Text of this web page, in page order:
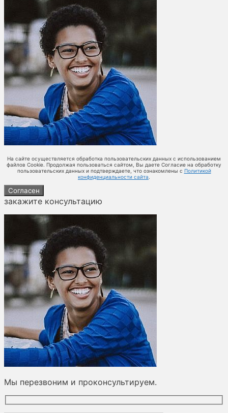
На сайте осуществляется обработка пользовательских данных с использованием
файлов Cookie. Продолжая пользоваться сайтом, Вы даете Согласие на обработку
пользовательских данных и подтверждаете, что ознакомлены с Политикой
конфиденциальности сайта
Согласен
закажите консультацию
Мы перезвоним и проконсультируем.